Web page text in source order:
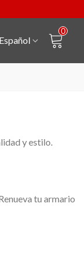
Español
0
y estilo.
tu armario